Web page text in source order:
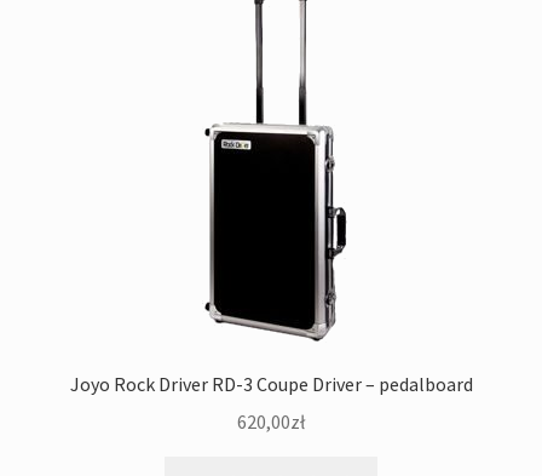
Joyo Rock Driver RD-3 Coupe Driver – pedalboard
620,00zł